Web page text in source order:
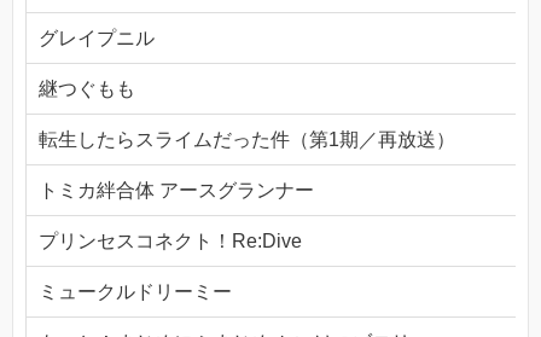
グレイプニル
継つぐもも
転生したらスライムだった件（第1期／再放送）
トミカ絆合体 アースグランナー
プリンセスコネクト！Re:Dive
ミュークルドリーミー